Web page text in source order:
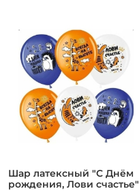
Шар латексный "С Днём
рождения, Лови счастье"